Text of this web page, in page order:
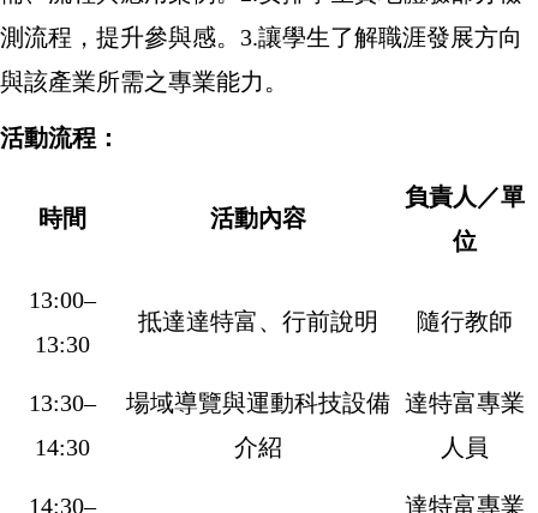
測流程，提升參與感。3.讓學生了解職涯發展方向
與該產業所需之專業能力。
活動流程：
時間 活動內容
負責人／單
位
13:00–
13:30
抵達達特富、行前說明 隨行教師
13:30–
14:30
場域導覽與運動科技設備
介紹
達特富專業
人員
14:30–
達特富專業